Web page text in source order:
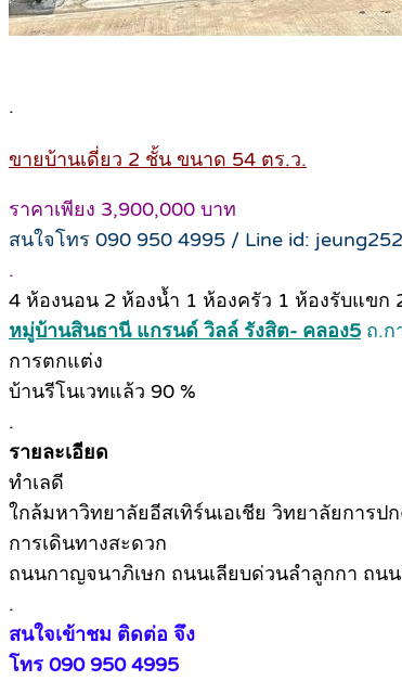
.
ขายบ้านเดี่ยว 2 ชั้น ขนาด 54 ตร.ว.
ราคาเพียง 3,900,000 บาท
สนใจโทร 090 950 4995 / Line id:
.
4 ห้องนอน 2 ห้องน้ำ 1 ห้องครัว 1 ห้องรับแขก
หมู่บ้านสินธานี แกรนด์ วิลล์ รังสิต- คลอง5 ถ.ก
การตกแต่ง
บ้านรีโนเวทแล้ว 90 %
.
รายละเอียด
ทำเลดี
ใกล้มหาวิทยาลัยอีสเทิร์นเอเชีย วิทยาลัยการ
การเดินทางสะดวก
ถนนกาญจนาภิเษก ถนนเลียบด่วนลำลูกกา ถน
.
สนใจเข้าชม ติดต่อ จึง
โทร 090 950 4995